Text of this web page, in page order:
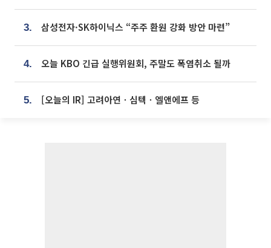
3. 삼성전자·SK하이닉스 “주주 환원 강화 방안 마련”
4. 오늘 KBO 긴급 실행위원회, 주말도 폭염취소 될까
5. [오늘의 IR] 고려아연ㆍ심텍ㆍ엘앤에프 등